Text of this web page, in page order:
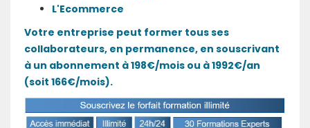
L'Ecommerce
Votre entreprise peut former tous ses
collaborateurs, en permanence, en souscrivant
à un abonnement à 198€/mois ou à 1992€/an
(soit 166€/mois).